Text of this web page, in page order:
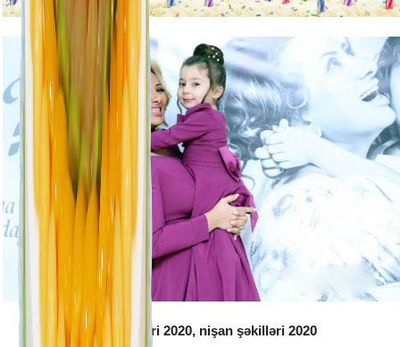
Toy şəkilləri 2020, nişan şəkilləri 2020